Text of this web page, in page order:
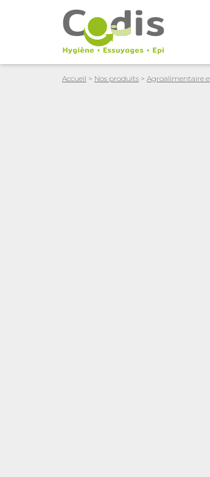
Accueil > Nos produits > Agroalimentaire